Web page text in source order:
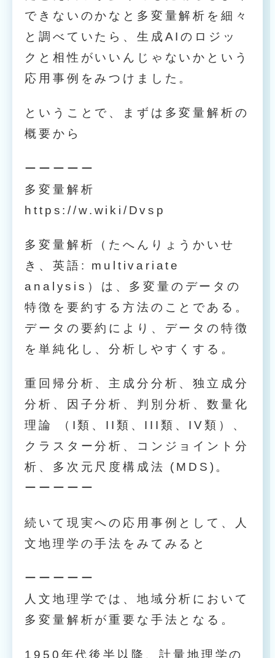
できないのかなと多変量解析を細々
と調べていたら、生成AIのロジッ
クと相性がいいんじゃないかという
応用事例をみつけました。
ということで、まずは多変量解析の
概要から
ーーーーー
多変量解析
https://w.wiki/Dvsp
多変量解析（たへんりょうかいせ
き、英語: multivariate
analysis）は、多変量のデータの
特徴を要約する方法のことである。
データの要約により、データの特徴
を単純化し、分析しやすくする。
重回帰分析、主成分分析、独立成分
分析、因子分析、判別分析、数量化
理論 （I類、II類、III類、IV類）、
クラスター分析、コンジョイント分
析、多次元尺度構成法 (MDS)。
ーーーーー
続いて現実への応用事例として、人
文地理学の手法をみてみると
ーーーーー
人文地理学では、地域分析において
多変量解析が重要な手法となる。
1950年代後半以降、計量地理学の